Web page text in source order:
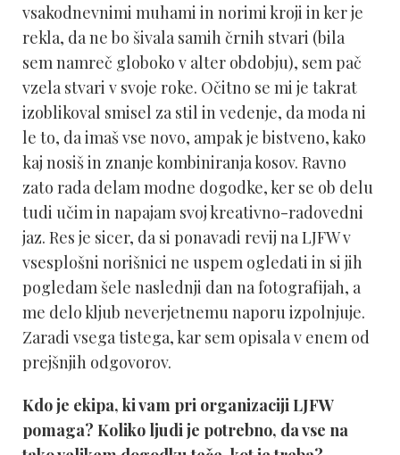
vsakodnevnimi muhami in norimi kroji in ker je
rekla, da ne bo šivala samih črnih stvari (bila
sem namreč globoko v alter obdobju), sem pač
vzela stvari v svoje roke. Očitno se mi je takrat
izoblikoval smisel za stil in vedenje, da moda ni
le to, da imaš vse novo, ampak je bistveno, kako
kaj nosiš in znanje kombiniranja kosov. Ravno
zato rada delam modne dogodke, ker se ob delu
tudi učim in napajam svoj kreativno-radovedni
jaz. Res je sicer, da si ponavadi revij na LJFW v
vsesplošni norišnici ne uspem ogledati in si jih
pogledam šele naslednji dan na fotografijah, a
me delo kljub neverjetnemu naporu izpolnjuje.
Zaradi vsega tistega, kar sem opisala v enem od
prejšnjih odgovorov.
Kdo je ekipa, ki vam pri organizaciji LJFW
pomaga? Koliko ljudi je potrebno, da vse na